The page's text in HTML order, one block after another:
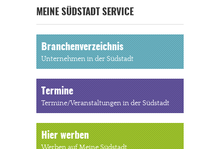
MEINE SÜDSTADT SERVICE
Branchenverzeichnis
Unternehmen in der Südstadt
Termine
Termine/Veranstaltungen in der Südstadt
Hier werben